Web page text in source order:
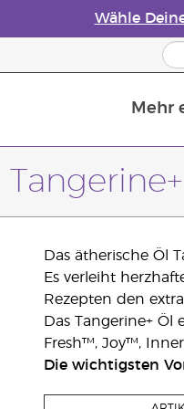
Wähle
Mehr
Das ätherische Öl
Es verleiht
Rezepten den
Das Tangerine+
Fresh™, Joy™,
Die wichtigsten